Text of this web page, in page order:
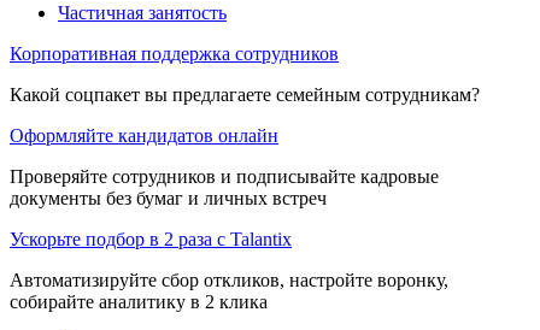
Частичная занятость
Корпоративная поддержка сотрудников
Какой соцпакет вы предлагаете семейным сотрудникам?
Оформляйте кандидатов онлайн
Проверяйте сотрудников и подписывайте кадровые
документы без бумаг и личных встреч
Ускорьте подбор в 2 раза с Talantix
Автоматизируйте сбор откликов, настройте воронку,
собирайте аналитику в 2 клика